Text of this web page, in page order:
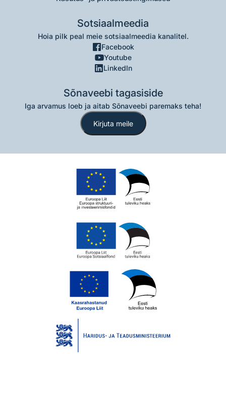
Sotsiaalmeedia
Hoia pilk peal meie sotsiaalmeedia kanalitel.
Facebook
Youtube
LinkedIn
Sõnaveebi tagasiside
Iga arvamus loeb ja aitab Sõnaveebi paremaks teha!
Kirjuta meile